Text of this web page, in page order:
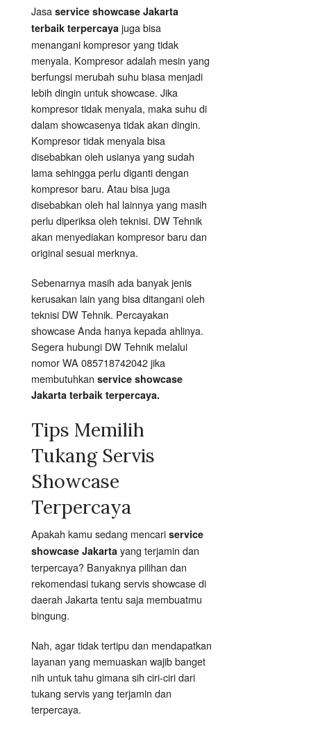
Jasa service showcase Jakarta
terbaik terpercaya juga bisa
menangani kompresor yang tidak
menyala. Kompresor adalah mesin yang
berfungsi merubah suhu biasa menjadi
lebih dingin untuk showcase. Jika
kompresor tidak menyala, maka suhu di
dalam showcasenya tidak akan dingin.
Kompresor tidak menyala bisa
disebabkan oleh usianya yang sudah
lama sehingga perlu diganti dengan
kompresor baru. Atau bisa juga
disebabkan oleh hal lainnya yang masih
perlu diperiksa oleh teknisi. DW Tehnik
akan menyediakan kompresor baru dan
original sesuai merknya.
Sebenarnya masih ada banyak jenis
kerusakan lain yang bisa ditangani oleh
teknisi DW Tehnik. Percayakan
showcase Anda hanya kepada ahlinya.
Segera hubungi DW Tehnik melalui
nomor WA 085718742042 jika
membutuhkan service showcase
Jakarta terbaik terpercaya.
Tips Memilih
Tukang Servis
Showcase
Terpercaya
Apakah kamu sedang mencari service
showcase Jakarta yang terjamin dan
terpercaya? Banyaknya pilihan dan
rekomendasi tukang servis showcase di
daerah Jakarta tentu saja membuatmu
bingung.
Nah, agar tidak tertipu dan mendapatkan
layanan yang memuaskan wajib banget
nih untuk tahu gimana sih ciri-ciri dari
tukang servis yang terjamin dan
terpercaya.